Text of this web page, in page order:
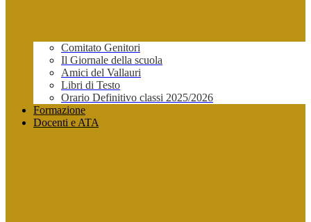
Comitato Genitori
Il Giornale della scuola
Amici del Vallauri
Libri di Testo
Orario Definitivo classi 2025/2026
Formazione
Docenti e ATA